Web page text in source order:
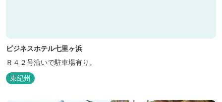
ビジネスホテル七里ヶ浜
Ｒ４２号沿いで駐車場有り。
東紀州